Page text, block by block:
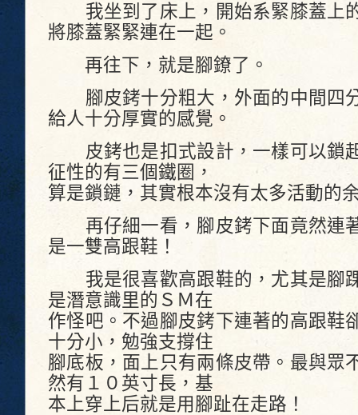
我坐到了床上，開始系緊膝蓋上
將膝蓋緊緊連在一起。
再往下，就是腳鐐了。
腳皮銬十分粗大，外面的中間四
給人十分厚實的感覺。
皮銬也是扣式設計，一樣可以鎖
征性的有三個鐵圈，
算是鎖鏈，其實根本沒有太多活動的
再仔細一看，腳皮銬下面竟然連
是一雙高跟鞋！
我是很喜歡高跟鞋的，尤其是腳
是潛意識里的ＳＭ在
作怪吧。不過腳皮銬下連著的高跟鞋
十分小，勉強支撐住
腳底板，面上只有兩條皮帶。最與眾
然有１０英寸長，基
本上穿上后就是用腳趾在走路！